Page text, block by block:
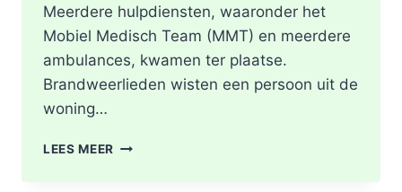
Meerdere hulpdiensten, waaronder het
Mobiel Medisch Team (MMT) en meerdere
ambulances, kwamen ter plaatse.
Brandweerlieden wisten een persoon uit de
woning…
LEES MEER DODE